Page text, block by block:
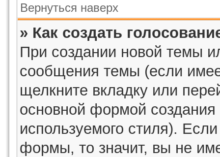
Вернуться наверх
» Как создать
При создании новой темы
сообщения темы (если
щелкните вкладку или
основной формой
используемого стиля).
формы, то значит, вы не